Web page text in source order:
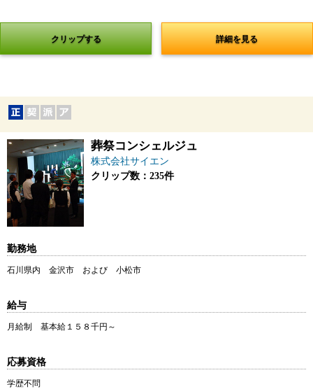
クリップする 詳細を見る
葬祭コンシェルジュ
株式会社サイエン
クリップ数：235件
勤務地
石川県内 金沢市 および 小松市
給与
月給制 基本給１５８千円～
応募資格
学歴不問